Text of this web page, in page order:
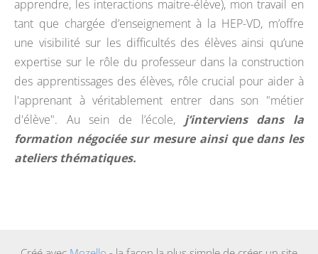
apprendre, les interactions maitre-élève), mon travail en
tant que chargée d’enseignement à la HEP-VD, m’offre
une visibilité sur les difficultés des élèves ainsi qu’une
expertise sur le rôle du professeur dans la construction
des apprentissages des élèves, rôle crucial pour aider à
l'apprenant à véritablement entrer dans son "métier
d'élève". Au sein de l’école, j’interviens dans la
formation négociée sur mesure ainsi que dans les
ateliers thématiques.